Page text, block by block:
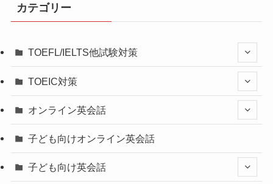
カテゴリー
TOEFL/IELTS他試験対策
TOEIC対策
オンライン英会話
子ども向けオンライン英会話
子ども向け英会話